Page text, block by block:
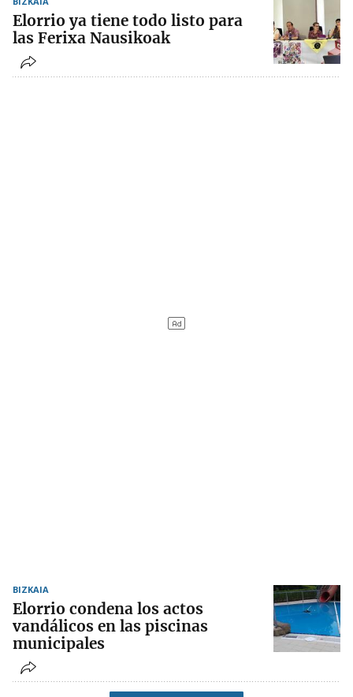
Elorrio ya tiene todo listo para
las Ferixa Nausikoak
BIZKAIA
Elorrio condena los actos
vandálicos en las piscinas
municipales